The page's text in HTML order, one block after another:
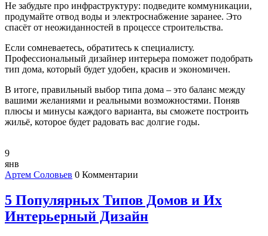
Не забудьте про инфраструктуру: подведите коммуникации,
продумайте отвод воды и электроснабжение заранее. Это
спасёт от неожиданностей в процессе строительства.
Если сомневаетесь, обратитесь к специалисту.
Профессиональный дизайнер интерьера поможет подобрать
тип дома, который будет удобен, красив и экономичен.
В итоге, правильный выбор типа дома – это баланс между
вашими желаниями и реальными возможностями. Поняв
плюсы и минусы каждого варианта, вы сможете построить
жильё, которое будет радовать вас долгие годы.
9
янв
Артем Соловьев 0 Комментарии
5 Популярных Типов Домов и Их
Интерьерный Дизайн